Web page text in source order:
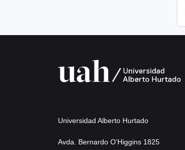
Universidad Alberto Hurtado
Avda. Bernardo O’Higgins 1825